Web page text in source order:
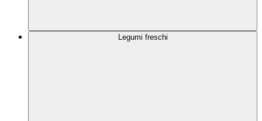
Legumi freschi